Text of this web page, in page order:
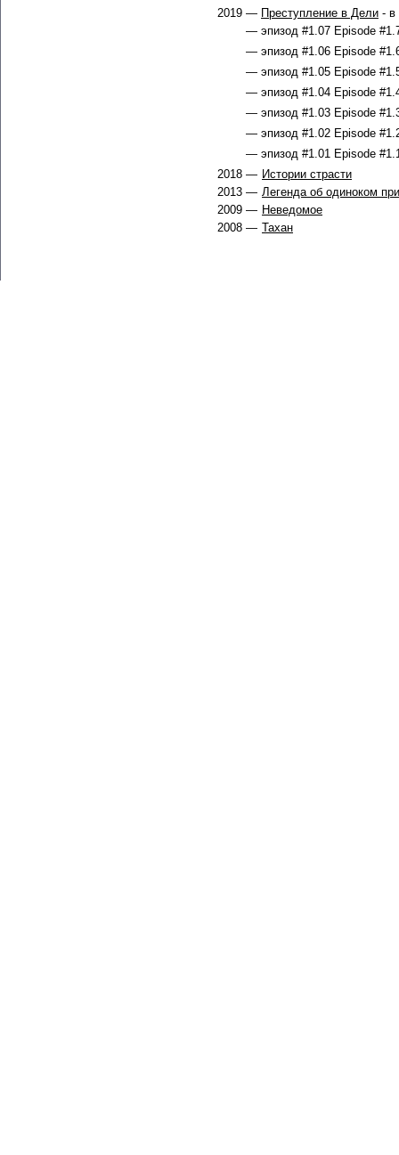
2019 — Преступление в Дели - в
— эпизод #1.07 Episode
— эпизод #1.06 Episode
— эпизод #1.05 Episode
— эпизод #1.04 Episode
— эпизод #1.03 Episode
— эпизод #1.02 Episode
— эпизод #1.01 Episode
2018 — Истории страсти
2013 — Легенда об одиноком
2009 — Неведомое
2008 — Тахан